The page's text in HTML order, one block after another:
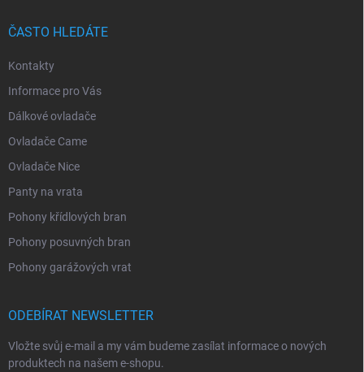
ČASTO HLEDÁTE
Kontakty
Informace pro Vás
Dálkové ovladače
Ovladače Came
Ovladače Nice
Panty na vrata
Pohony křídlových bran
Pohony posuvných bran
Pohony garážových vrat
ODEBÍRAT NEWSLETTER
Vložte svůj e-mail a my vám budeme zasílat informace o nových
produktech na našem e-shopu.